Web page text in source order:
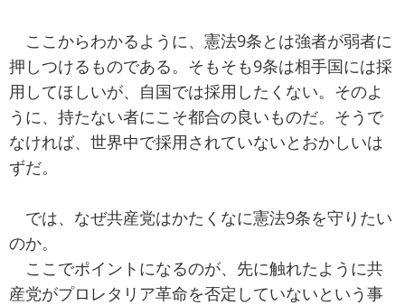
ここからわかるように、憲法9条とは強者が弱者に
押しつけるものである。そもそも9条は相手国には採
用してほしいが、自国では採用したくない。そのよ
うに、持たない者にこそ都合の良いものだ。そうで
なければ、世界中で採用されていないとおかしいは
ずだ。
では、なぜ共産党はかたくなに憲法9条を守りたい
のか。
ここでポイントになるのが、先に触れたように共
産党がプロレタリア革命を否定していないという事